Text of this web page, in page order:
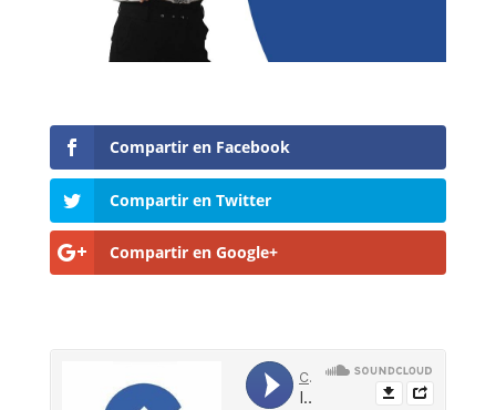
Compartir en Facebook
Compartir en Twitter
Compartir en Google+